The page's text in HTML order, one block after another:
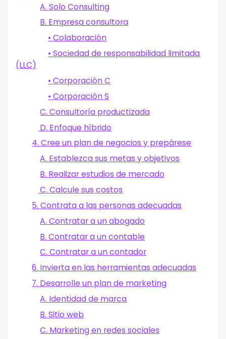
A. Solo Consulting
B. Empresa consultora
• Colaboración
• Sociedad de responsabilidad limitada
(LLC)
• Corporación C
• Corporación S
C. Consultoría productizada
D. Enfoque híbrido
4. Cree un plan de negocios y prepárese
A. Establezca sus metas y objetivos
B. Realizar estudios de mercado
C. Calcule sus costos
5. Contrata a las personas adecuadas
A. Contratar a un abogado
B. Contratar a un contable
C. Contratar a un contador
6. Invierta en las herramientas adecuadas
7. Desarrolle un plan de marketing
A. Identidad de marca
B. Sitio web
C. Marketing en redes sociales